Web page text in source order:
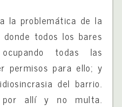
la problemática de la
todos los bares
todas las
permisos para ello; y
del barrio.
por allí y no multa.